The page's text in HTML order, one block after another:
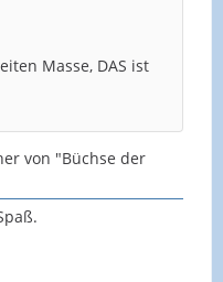
Masse, DAS ist
von "Büchse der